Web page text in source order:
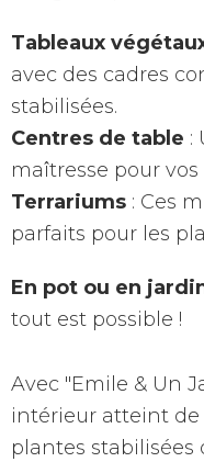
Tableaux
avec des cadres
stabilisées.
Centres de table :
maîtresse pour
Terrariums : Ces
parfaits pour les
En pot ou en
tout est possible !
Avec "Emile & Un
intérieur atteint de
plantes